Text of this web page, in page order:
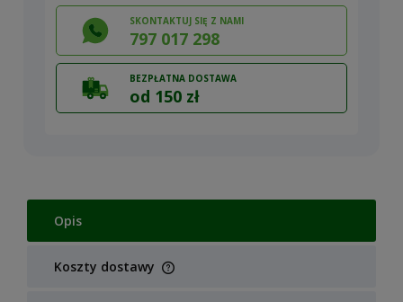
SKONTAKTUJ SIĘ Z NAMI
797 017 298
BEZPŁATNA DOSTAWA
od 150 zł
Opis
Koszty dostawy
Cena nie zawiera ewentualnych kosztów płatności